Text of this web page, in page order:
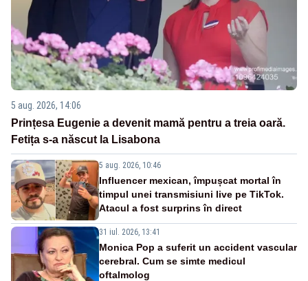
5 aug. 2026, 14:06
Prințesa Eugenie a devenit mamă pentru a treia oară.
Fetița s-a născut la Lisabona
5 aug. 2026, 10:46
Influencer mexican, împușcat mortal în
timpul unei transmisiuni live pe TikTok.
Atacul a fost surprins în direct
31 iul. 2026, 13:41
Monica Pop a suferit un accident vascular
cerebral. Cum se simte medicul
oftalmolog